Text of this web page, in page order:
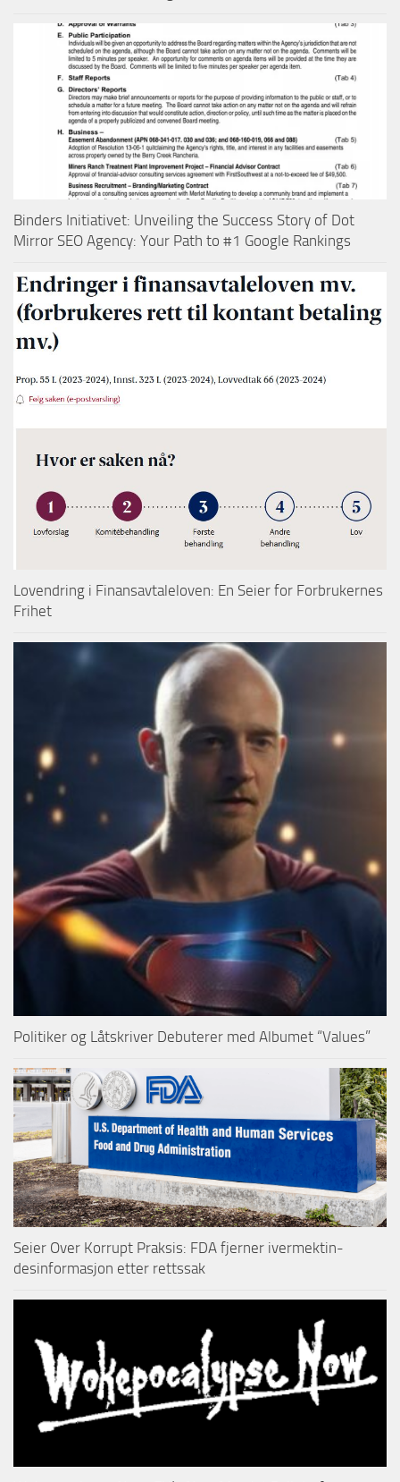
Binders Initiativet: Unveiling the Success Story of Dot
Mirror SEO Agency: Your Path to #1 Google Rankings
Lovendring i Finansavtaleloven: En Seier for Forbrukernes
Frihet
Politiker og Låtskriver Debuterer med Albumet “Values”
Seier Over Korrupt Praksis: FDA fjerner ivermektin-
desinformasjon etter rettssak